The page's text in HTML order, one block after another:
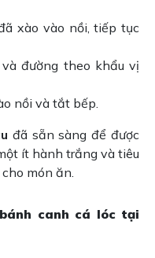
xào vào nồi, tiếp tục
đường theo khẩu vị
nồi và tắt bếp.
đã sẵn sàng để được
ít hành trắng và tiêu
món ăn.
bánh canh cá lóc tại